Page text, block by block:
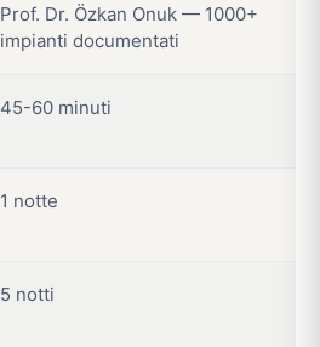
Prof. Dr. Özkan Onuk — 1000+
impianti documentati
45-60 minuti
1 notte
5 notti